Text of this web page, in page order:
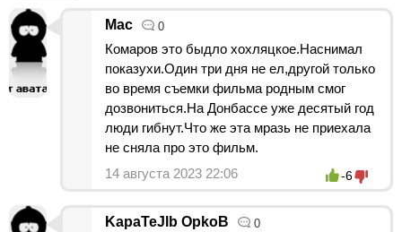
Mac 0
Комаров это быдло хохляцкое.Наснимал
показухи.Один три дня не ел,другой только
во время съемки фильма родным смог
дозвониться.На Донбассе уже десятый год
люди гибнут.Что же эта мразь не приехала
не сняла про это фильм.
14 августа 2023 22:06
-6
KapaTeJlb OpkoB 0